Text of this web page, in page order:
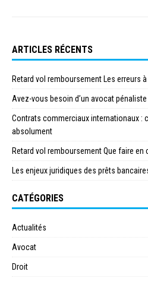
ARTICLES RÉCENTS
Retard vol remboursement Les erreurs
Avez-vous besoin d’un avocat
Contrats commerciaux internationaux :
absolument
Retard vol remboursement Que faire en
Les enjeux juridiques des prêts
CATÉGORIES
Actualités
Avocat
Droit